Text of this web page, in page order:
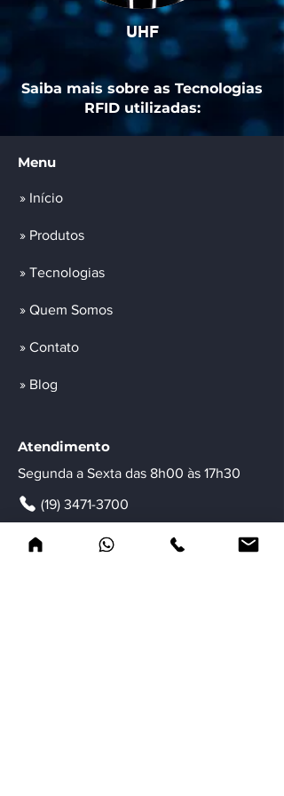
UHF
Saiba mais sobre as Tecnologias
RFID utilizadas:
Menu
» Início
» Produtos
» Tecnologias
» Quem Somos
» Contato
» Blog
Atendimento
Segunda a Sexta das 8h00 às 17h30
(19) 3471-3700
(19) 3471-3700